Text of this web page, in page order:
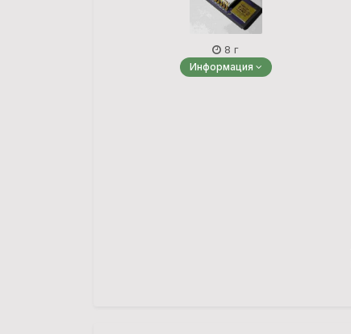
8 г
Информация